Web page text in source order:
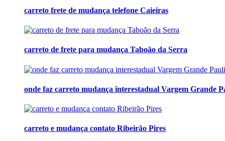
carreto frete de mudança telefone Caieiras
carreto de frete para mudança Taboão da Serra
onde faz carreto mudança interestadual Vargem Grande
carreto e mudança contato Ribeirão Pires